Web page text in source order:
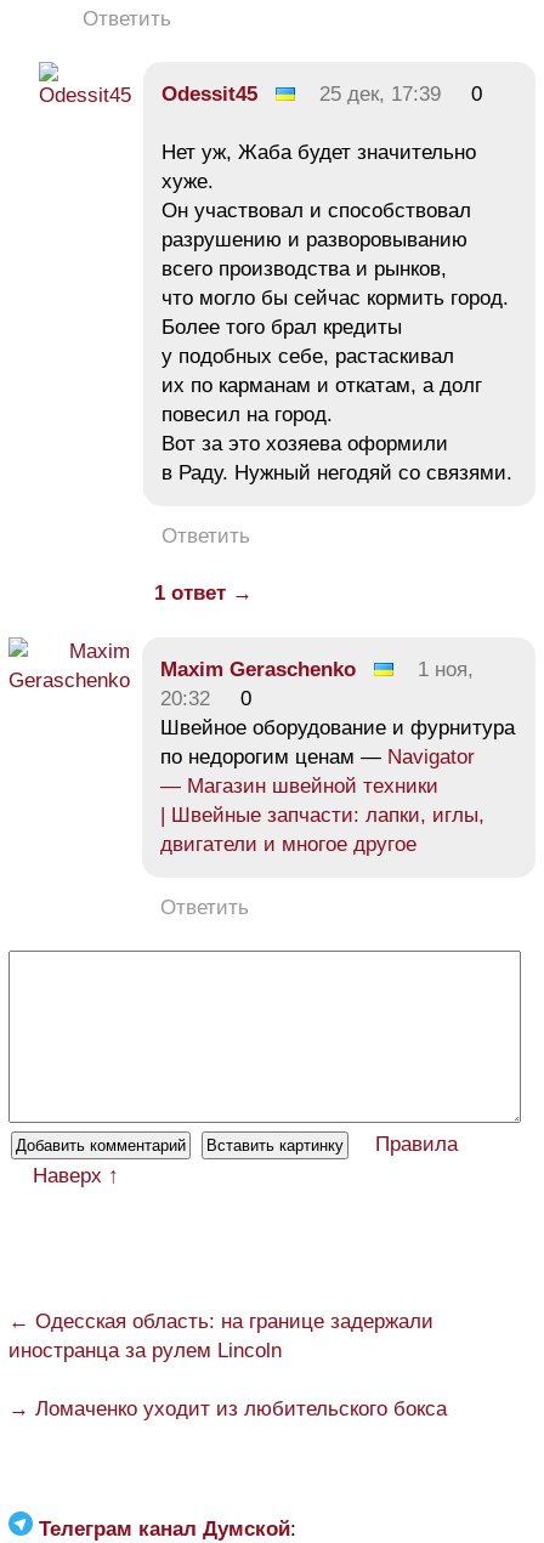
Ответить
Odessit45 25 дек, 17:39 0
Нет уж, Жаба будет значительно
хуже.
Он участвовал и способствовал
разрушению и разворовыванию
всего производства и рынков,
что могло бы сейчас кормить город.
Более того брал кредиты
у подобных себе, растаскивал
их по карманам и откатам, а долг
повесил на город.
Вот за это хозяева оформили
в Раду. Нужный негодяй со связями.
Ответить
1 ответ →
Maxim Geraschenko
1 ноя,
20:32
0
Швейное оборудование и фурнитура
по недорогим ценам — Navigator
— Магазин швейной техники
| Швейные запчасти: лапки, иглы,
двигатели и многое другое
Ответить
Правила
Наверх ↑
← Одесская область: на границе задержали
иностранца за рулем Lincoln
→ Ломаченко уходит из любительского бокса
Телеграм канал Думской: